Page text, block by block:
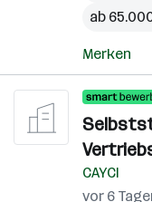
ab
Merken
CAYCI
vor 6